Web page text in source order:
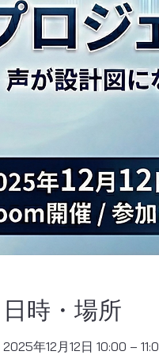
日時・場所
2025年12月12日 10:00 –